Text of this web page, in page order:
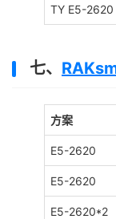
TY E5-2620
七、
方案
E5-2620
E5-2620
E5-2620*2